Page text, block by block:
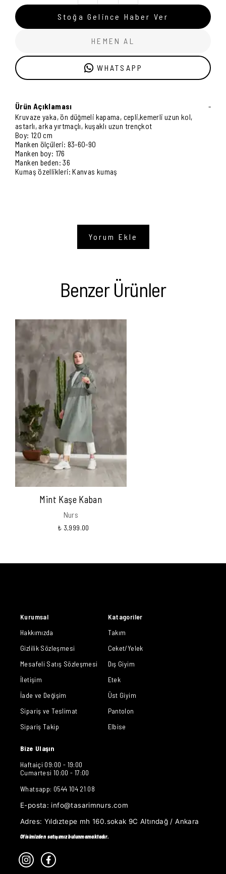
Stoğa Gelince Haber Ver
HEMEN AL
WHATSAPP
Ürün Açıklaması
-
Kruvaze yaka, ön düğmeli kapama, cepli,kemerli uzun kol,
astarlı, arka yırtmaçlı, kuşaklı uzun trençkot
Boy: 120 cm
Manken ölçüleri: 83-60-90
Manken boy: 176
Manken beden: 36
Kumaş özellikleri: Kanvas kumaş
Yorum Ekle
Benzer Ürünler
Mint Kaşe Kaban
Nurs
₺ 3,999.00
Kurumsal
Hakkımızda
Gizlilik Sözleşmesi
Mesafeli Satış Sözleşmesi
İletişim
İade ve Değişim
Sipariş ve Teslimat
Sipariş Takip
Katagoriler
Takım
Ceket/Yelek
Dış Giyim
Etek
Üst Giyim
Pantolon
Elbise
Bize Ulaşın
Haftaiçi 09:00 - 19:00
Cumartesi 10:00 - 17:00
Whatsapp: 0544 104 21 08
E-posta: info@tasarimnurs.com
Adres: Yıldıztepe mh 160.sokak 9C Altındağ / Ankara
Ofisimizden satışımız bulunmamaktadır.